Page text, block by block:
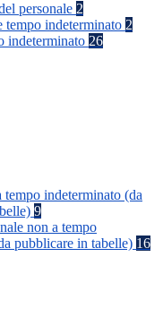
personale 2
tempo indeterminato 2
indeterminato 26
tempo indeterminato (da
9
non a tempo
pubblicare in tabelle) 16